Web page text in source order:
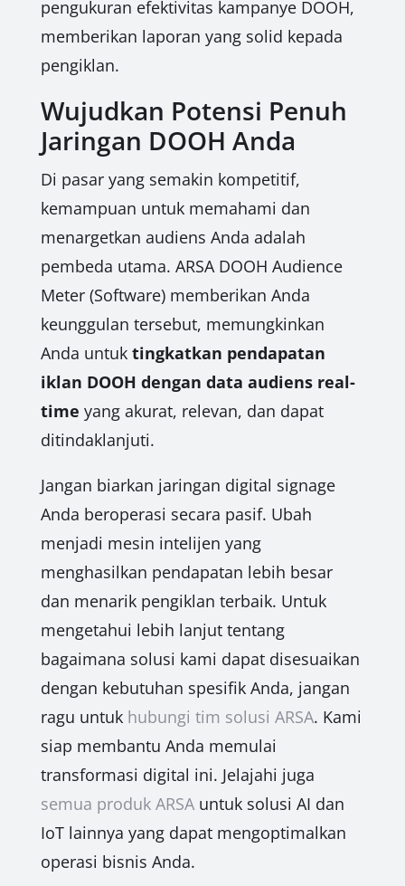
pengukuran efektivitas kampanye DOOH,
memberikan laporan yang solid kepada
pengiklan.
Wujudkan Potensi Penuh
Jaringan DOOH Anda
Di pasar yang semakin kompetitif,
kemampuan untuk memahami dan
menargetkan audiens Anda adalah
pembeda utama. ARSA DOOH Audience
Meter (Software) memberikan Anda
keunggulan tersebut, memungkinkan
Anda untuk tingkatkan pendapatan
iklan DOOH dengan data audiens real-
time yang akurat, relevan, dan dapat
ditindaklanjuti.
Jangan biarkan jaringan digital signage
Anda beroperasi secara pasif. Ubah
menjadi mesin intelijen yang
menghasilkan pendapatan lebih besar
dan menarik pengiklan terbaik. Untuk
mengetahui lebih lanjut tentang
bagaimana solusi kami dapat disesuaikan
dengan kebutuhan spesifik Anda, jangan
ragu untuk hubungi tim solusi ARSA. Kami
siap membantu Anda memulai
transformasi digital ini. Jelajahi juga
semua produk ARSAuntuk solusi AI dan
IoT lainnya yang dapat mengoptimalkan
operasi bisnis Anda.